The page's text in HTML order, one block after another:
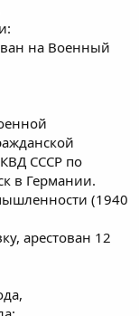
на Военный
СССР по
в Германии.
(1940
арестован 12